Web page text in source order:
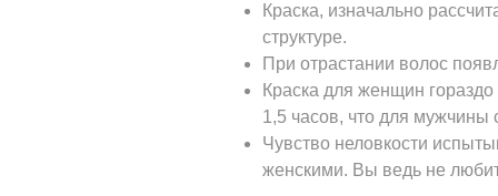
Краска, изначально
структуре.
При отрастании волос
Краска для женщин
1,5 часов, что для мужчины
Чувство неловкости
женскими. Вы ведь не